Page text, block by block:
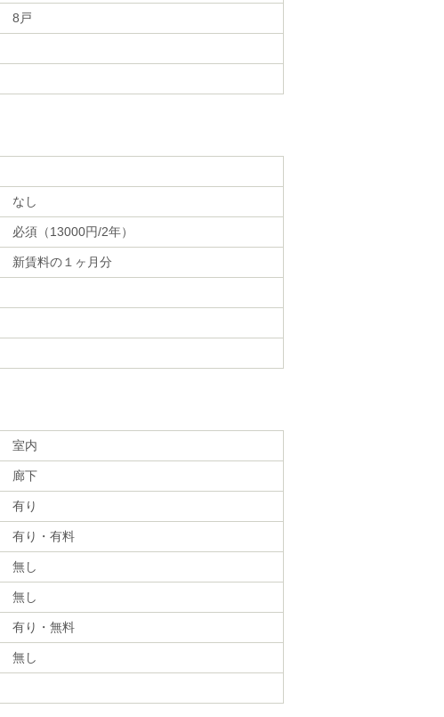
8戸
なし
必須（13000円/2年）
新賃料の１ヶ月分
室内
廊下
有り
有り・有料
無し
無し
有り・無料
無し